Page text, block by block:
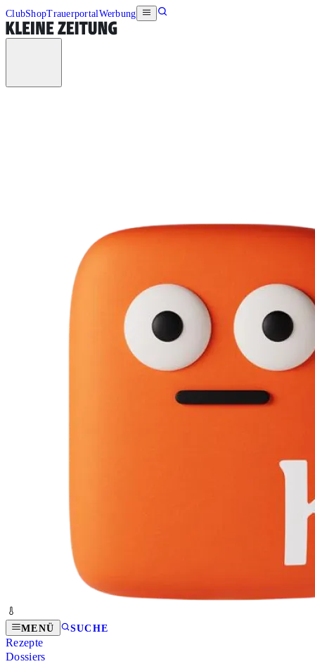
ClubShopTrauerportalWerbung
MENÜ SUCHE
Rezepte
Dossiers